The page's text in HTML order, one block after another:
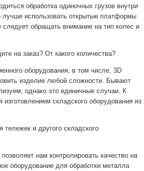
обработка одиночных грузов внутри
лучше использовать открытые платформы
обращать внимание на тип колес и
на заказ? От какого количества?
оборудования, в том числе, 3D
изделие любой сложности. Бывают
однако это единичные случаи. К
складского оборудования из
и другого складского
нам контролировать качество на
оборудование для обработки металла